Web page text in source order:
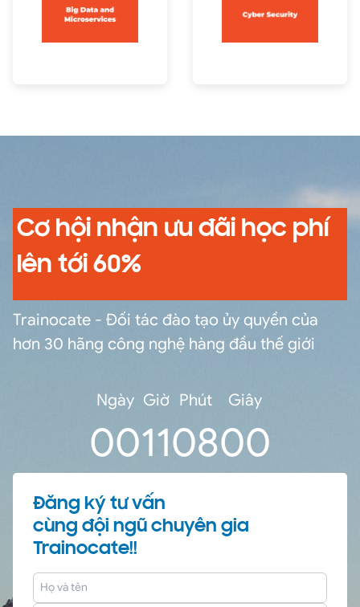
Cơ hội nhận ưu đãi học phí
lên tới 60%
Trainocate - Đối tác đào tạo ủy quyền của
hơn 30 hãng công nghệ hàng đầu thế giới
Ngày
00
Giờ
11
Phút
08
Giây
00
Đăng ký tư vấn
cùng đội ngũ chuyên gia
Trainocate!!